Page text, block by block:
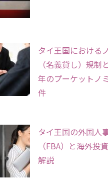
タイ王国における
（名義貸し）規制
年のプーケットノ
件
タイ王国の外国人
（FBA）と海外投
解説